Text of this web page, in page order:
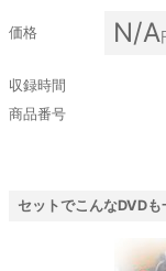
価格 N/A
収録時間
商品番号
セットでこんなDVD